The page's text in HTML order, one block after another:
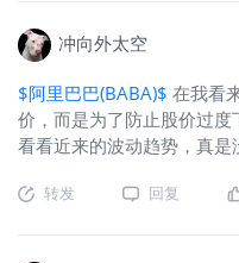
冲向外太空
$阿里巴巴(BABA)$ 在我看
价，而是为了防止股价过
看看近来的波动趋势，真是
转发 回复